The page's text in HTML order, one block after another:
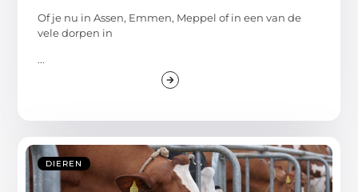
Of je nu in Assen, Emmen, Meppel of in een van de
vele dorpen in
...
DIEREN